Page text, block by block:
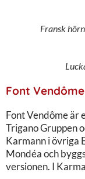
Fransk
Font
Font Vendôme är
Trigano Gruppen
Karmann i övriga
Mondéa och
versionen. I